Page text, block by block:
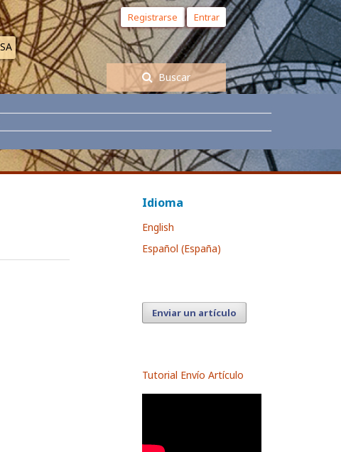
Buscar
Registrarse Entrar
Idioma
English
Español (España)
Enviar un artículo
Tutorial Envío Artículo